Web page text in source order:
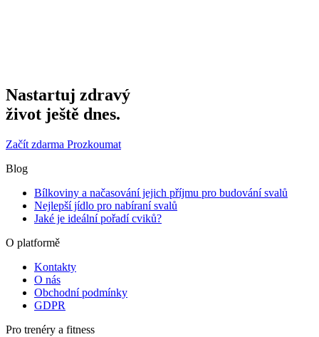
Nastartuj zdravý
život ještě dnes.
Začít zdarma Prozkoumat
Blog
Bílkoviny a načasování jejich příjmu pro budování svalů
Nejlepší jídlo pro nabíraní svalů
Jaké je ideální pořadí cviků?
O platformě
Kontakty
O nás
Obchodní podmínky
GDPR
Pro trenéry a fitness